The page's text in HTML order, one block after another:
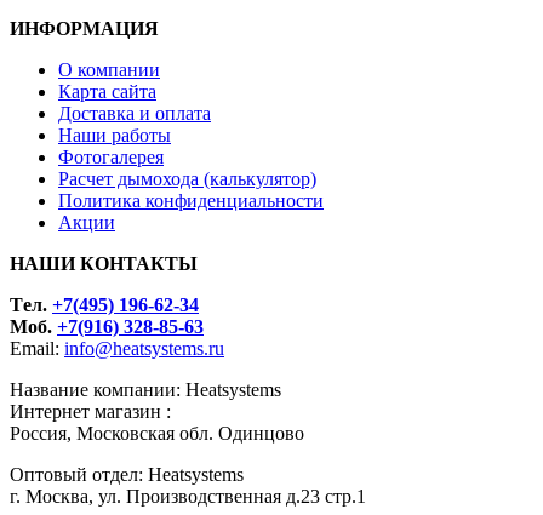
ИНФОРМАЦИЯ
О компании
Карта сайта
Доставка и оплата
Наши работы
Фотогалерея
Расчет дымохода (калькулятор)
Политика конфиденциальности
Акции
НАШИ КОНТАКТЫ
Tел. +7(495) 196-62-34
Моб. +7(916) 328-85-63
Email: info@heatsystems.ru
Название компании: Heatsystems
Интернет магазин :
Россия, Московская обл. Одинцово
Оптовый отдел: Heatsystems
г. Москва, ул. Производственная д.23 стр.1